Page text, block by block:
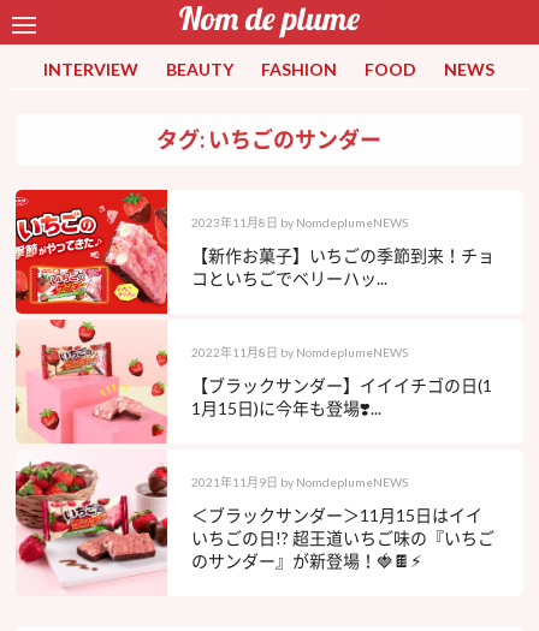
INTERVIEW BEAUTY FASHION FOOD NEWS
タグ: いちごのサンダー
2023年11月8日 by NomdeplumeNEWS
【新作お菓子】いちごの季節到来！チョ
コといちごでベリーハッ...
2022年11月8日 by NomdeplumeNEWS
【ブラックサンダー】イイイチゴの日(1
1月15日)に今年も登場❣️...
2021年11月9日 by NomdeplumeNEWS
＜ブラックサンダー＞11月15日はイイ
いちごの日!? 超王道いちご味の『いちご
のサンダー』が新登場！🍓🍫⚡︎